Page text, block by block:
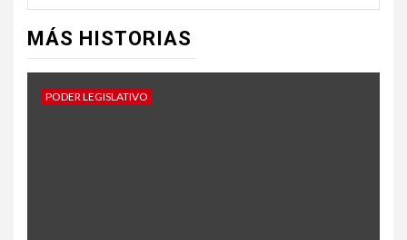
MÁS HISTORIAS
PODER LEGISLATIVO